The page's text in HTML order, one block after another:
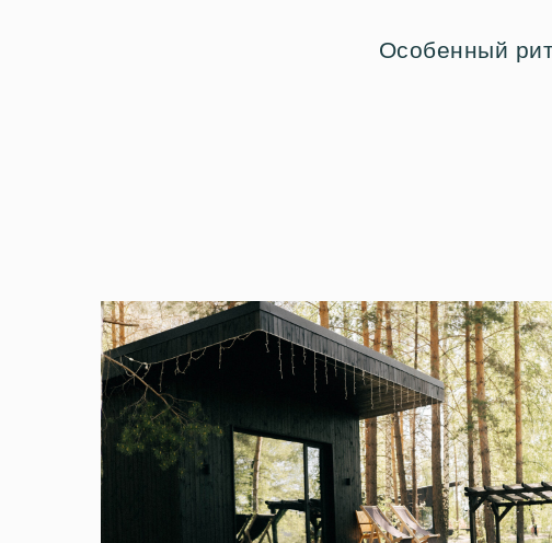
Особенный